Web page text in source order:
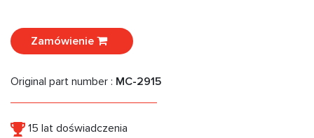
Zamówienie
Original part number : MC-2915
15 lat doświadczenia